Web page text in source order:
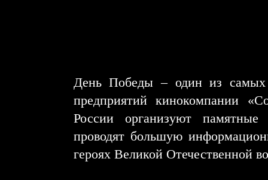
День Победы – один из самых
предприятий кинокомпании
России организуют
проводят большую
героях Великой Отечественной